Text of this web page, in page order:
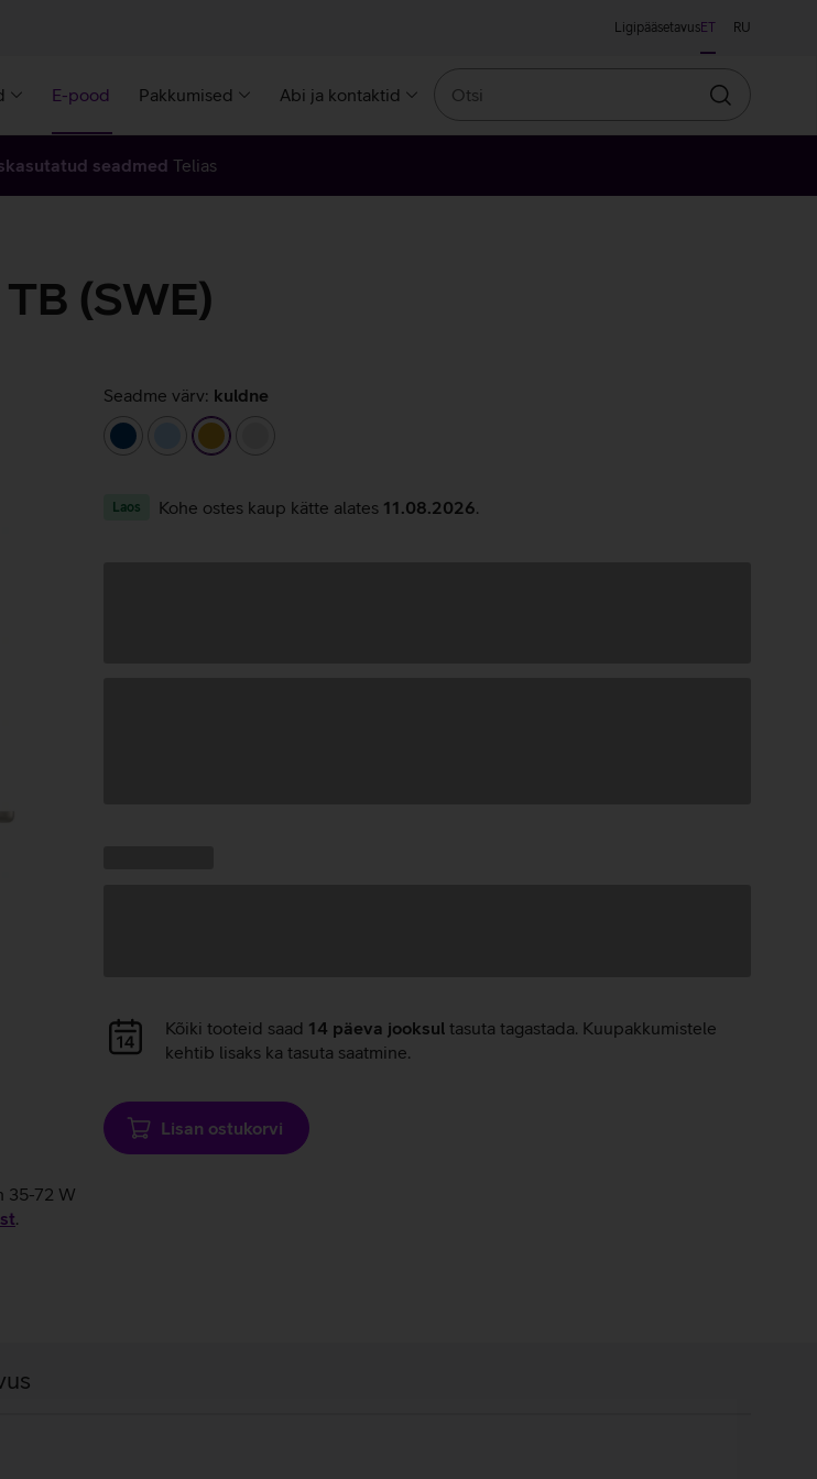
LigipääsetavusET RU
E-pood Pakkumised Abi ja kontaktid
Otsin
seadmed Telias
(SWE)
35-72 W
.
Seadme värv: kuldne
tumesininehelesininekuldne
Laos Kohe ostes kaup kätte alates 11.08.2026
Andmete
laadimine
Kõiki tooteid saad 14 päeva jooksul tasuta tagastada. Kuupakkumistele
kehtib lisaks ka tasuta saatmine.
Lisan ostukorvi